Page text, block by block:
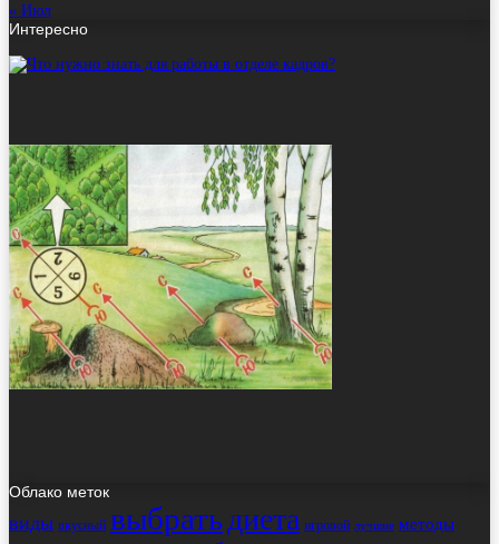
« Июл
Интересно
Облако меток
виды вкусный выбратьдиета игровой лучшие методы